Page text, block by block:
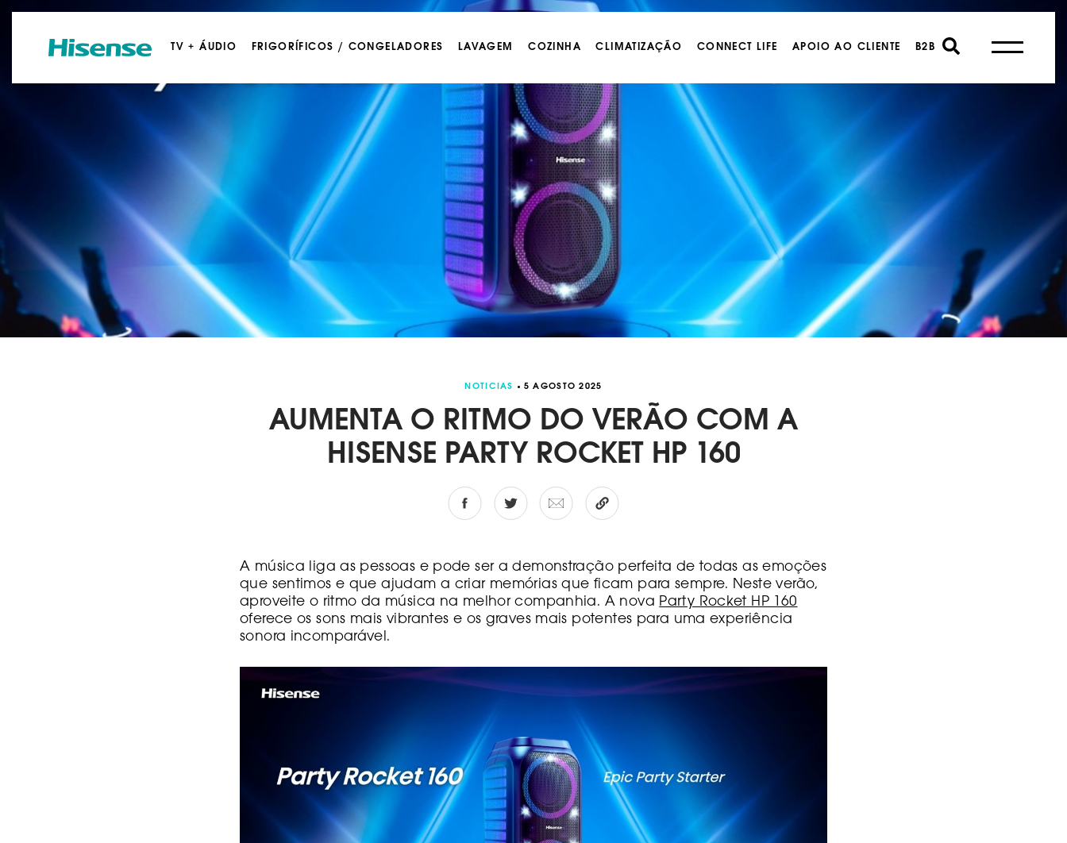
TV + ÁUDIO FRIGORÍFICOS / CONGELADORES LAVAGEM COZINHA CLIMATIZAÇÃO CONNECT LIFE APOIO AO CLIENTE B2B
NOTICIAS 5 AGOSTO 2025
AUMENTA O RITMO DO VERÃO COM A
HISENSE PARTY ROCKET HP 160
A música liga as pessoas e pode ser a demonstração perfeita de todas as emoções
que sentimos e que ajudam a criar memórias que ficam para sempre. Neste verão,
aproveite o ritmo da música na melhor companhia. A nova Party Rocket HP 160
oferece os sons mais vibrantes e os graves mais potentes para uma experiência
sonora incomparável.